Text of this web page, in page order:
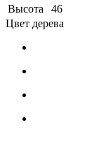
Высота
46
Цвет дерева